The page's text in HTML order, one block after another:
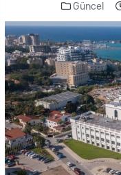
Güncel